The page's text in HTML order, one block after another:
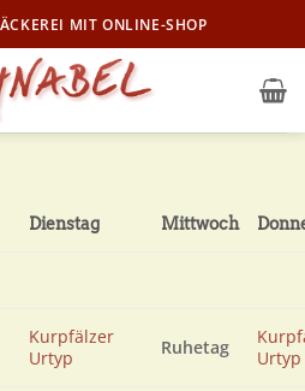
MIT ONLINE-SHOP
Dienstag Mittwoch
Kurpfälzer
Urtyp
Ruhetag
Urtyp